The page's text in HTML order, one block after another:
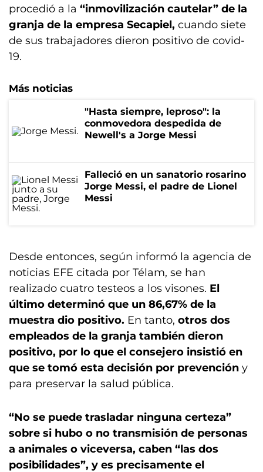
procedió a la “inmovilización cautelar” de la
granja de la empresa Secapiel, cuando siete
de sus trabajadores dieron positivo de covid-
19.
Más noticias
"Hasta siempre, leproso": la
conmovedora despedida de
Newell's a Jorge Messi
Falleció en un sanatorio rosarino
Jorge Messi, el padre de Lionel
Messi
Desde entonces, según informó la agencia de
noticias EFE citada por Télam, se han
realizado cuatro testeos a los visones. El
último determinó que un 86,67% de la
muestra dio positivo. En tanto, otros dos
empleados de la granja también dieron
positivo, por lo que el consejero insistió en
que se tomó esta decisión por prevención y
para preservar la salud pública.
“No se puede trasladar ninguna certeza”
sobre si hubo o no transmisión de personas
a animales o viceversa, caben “las dos
posibilidades”, y es precisamente el